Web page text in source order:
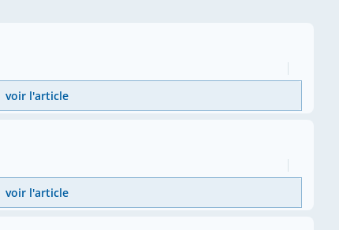
voir l'article
voir l'article